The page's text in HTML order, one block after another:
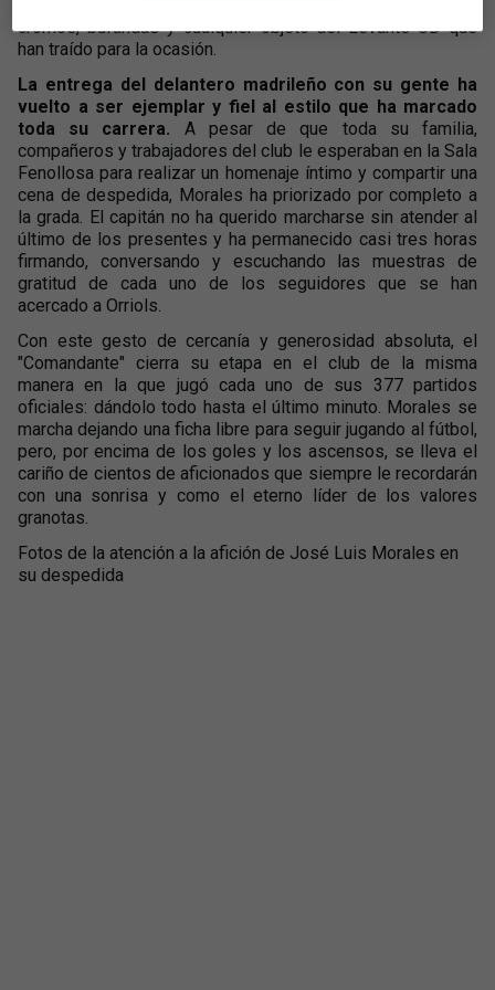
turno para conseguir una foto, un autógrafo o una rúbrica en
cromos, bufandas y cualquier objeto del Levante UD que
han traído para la ocasión.
La entrega del delantero madrileño con su gente ha
vuelto a ser ejemplar y fiel al estilo que ha marcado
toda su carrera. A pesar de que toda su familia,
compañeros y trabajadores del club le esperaban en la Sala
Fenollosa para realizar un homenaje íntimo y compartir una
cena de despedida, Morales ha priorizado por completo a
la grada. El capitán no ha querido marcharse sin atender al
último de los presentes y ha permanecido casi tres horas
firmando, conversando y escuchando las muestras de
gratitud de cada uno de los seguidores que se han
acercado a Orriols.
Con este gesto de cercanía y generosidad absoluta, el
"Comandante" cierra su etapa en el club de la misma
manera en la que jugó cada uno de sus 377 partidos
oficiales: dándolo todo hasta el último minuto. Morales se
marcha dejando una ficha libre para seguir jugando al fútbol,
pero, por encima de los goles y los ascensos, se lleva el
cariño de cientos de aficionados que siempre le recordarán
con una sonrisa y como el eterno líder de los valores
granotas.
Fotos de la atención a la afición de José Luis Morales en
su despedida